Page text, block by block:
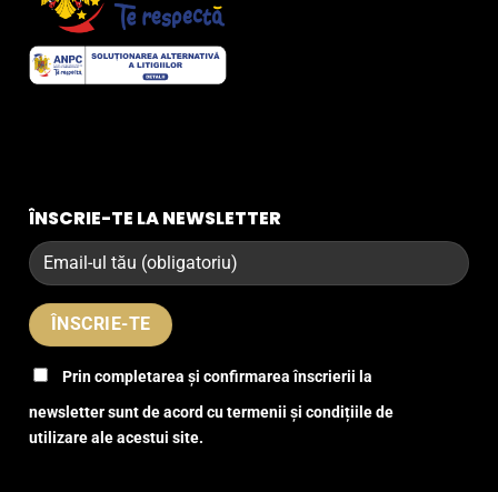
ÎNSCRIE-TE LA NEWSLETTER
Prin completarea și confirmarea înscrierii la
newsletter sunt de acord cu termenii și condițiile de
utilizare ale acestui site.